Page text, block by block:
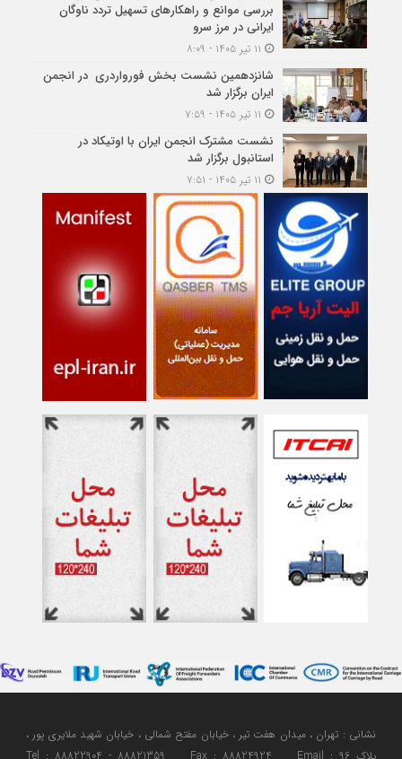
بررسی موانع و راهکارهای تسهیل تردد ناوگان
ایرانی در مرز سرو
شانزدهمین نشست بخش فورواردری در انجمن
ایران برگزار شد
نشست مشترک انجمن ایران با اوتیکاد در
استانبول برگزار شد
نشانی : تهران ، میدان هفت تیر ، خیابان مفتح شمالی ، خیابان شهید ملایری پور ،
پلاک 96 Tel : 88822904 - 88821359 Fax : 88824924 Email :